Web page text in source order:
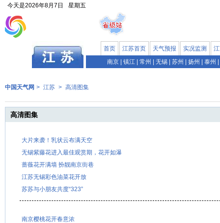
今天是2026年8月7日 星期五
首页 江苏首页 天气预报 实况监测
南京
镇江 常州 无锡 苏州 扬州 泰州
中国天气网 > 江苏 > 高清图集
高清图集
大片来袭！乳状云布满天空
无锡紫藤花进入最佳观赏期，花开如瀑
蔷薇花开满墙 扮靓南京街巷
江苏无锡彩色油菜花开放
苏苏与小朋友共度“323”
南京樱桃花开春意浓